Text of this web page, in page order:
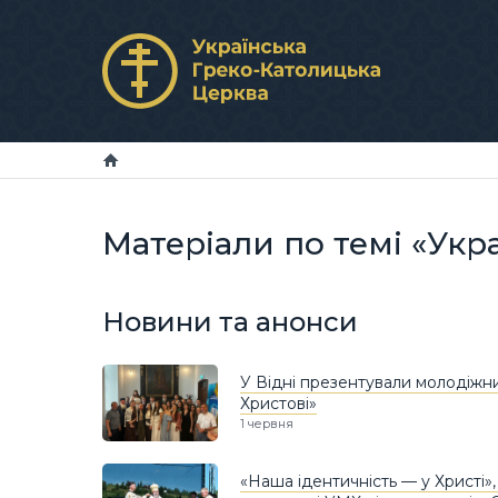
Матеріали по темі
Новини та анонси
У Відні презентували
Христові»
1 червня
«Наша ідентичність — у